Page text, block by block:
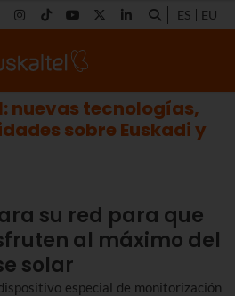
ES EU
nuevas tecnologías,
sobre Euskadi y
su red para que
al máximo del
solar
especial de monitorización